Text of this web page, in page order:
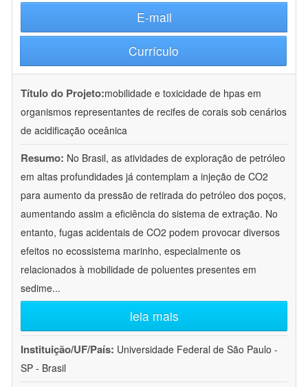
E-mail
Currículo
Título do Projeto:mobilidade e toxicidade de hpas em
organismos representantes de recifes de corais sob cenários
de acidificação oceânica
Resumo: No Brasil, as atividades de exploração de petróleo
em altas profundidades já contemplam a injeção de CO2
para aumento da pressão de retirada do petróleo dos poços,
aumentando assim a eficiência do sistema de extração. No
entanto, fugas acidentais de CO2 podem provocar diversos
efeitos no ecossistema marinho, especialmente os
relacionados à mobilidade de poluentes presentes em
sedime...
leia mais
Instituição/UF/País: Universidade Federal de São Paulo -
SP - Brasil